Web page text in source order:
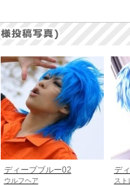
ディープブルー02
ウルフヘア
デ
スト